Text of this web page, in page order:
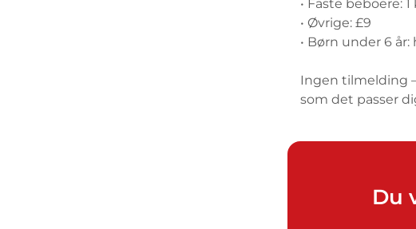
• Faste beboere:
• Øvrige: £9
• Børn under 6 år:
Ingen tilmelding
som det passer
Du